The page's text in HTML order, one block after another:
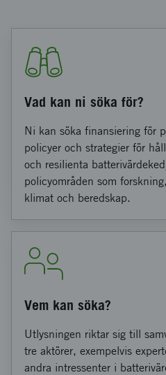
Vad kan ni söka för?
Ni kan söka finansiering för
policyer och strategier för
och resilienta
policyområden som
klimat och beredskap.
Vem kan söka?
Utlysningen riktar sig till
tre aktörer, exempelvis
andra intressenter i